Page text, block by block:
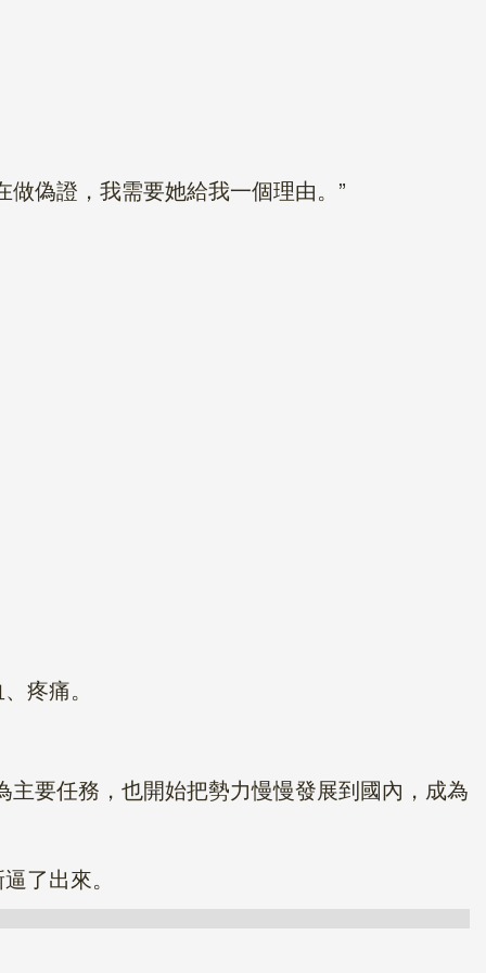
偽證，我需要她給我一個理由。”
疼痛。
要任務，也開始把勢力慢慢發展到國內，成為
了出來。